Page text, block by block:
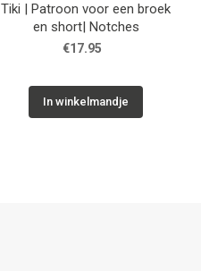
Tiki | Patroon voor een broek
en short| Notches
€17.95
In winkelmandje